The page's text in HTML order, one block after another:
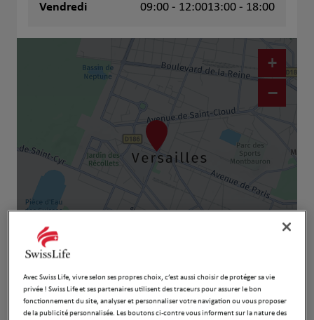
Vendredi 09:00 - 12:0013:00 - 18:00
+
−
Avec Swiss Life, vivre selon ses propres choix, c’est aussi choisir de protéger sa vie
privée ! Swiss Life et ses partenaires utilisent des traceurs pour assurer le bon
fonctionnement du site, analyser et personnaliser votre navigation ou vous proposer
de la publicité personnalisée. Les boutons ci-contre vous informent sur la nature des